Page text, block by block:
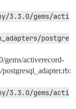
3.3.0/gems/acti
postgre
gems/activerecord-
3.3.0/gems/acti